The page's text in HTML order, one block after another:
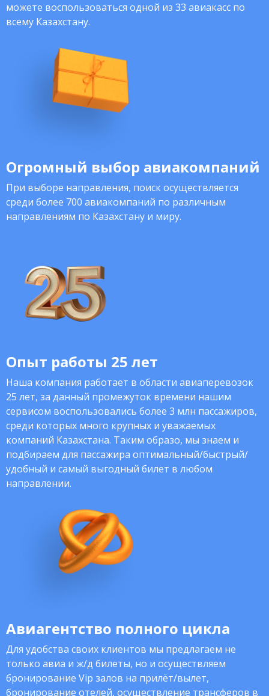
можете воспользоваться одной из 33 авиакасс по
всему Казахстану.
Огромный выбор авиакомпаний
При выборе направления, поиск осуществляется
среди более 700 авиакомпаний по различным
направлениям по Казахстану и миру.
Опыт работы 25 лет
Наша компания работает в области авиаперевозок
25 лет, за данный промежуток времени нашим
сервисом воспользовались более 3 млн пассажиров,
среди которых много крупных и уважаемых
компаний Казахстана. Таким образо, мы знаем и
подбираем для пассажира оптимальный/быстрый/
удобный и самый выгодный билет в любом
направлении.
Авиагентство полного цикла
Для удобства своих клиентов мы предлагаем не
только авиа и ж/д билеты, но и осуществляем
бронирование Vip залов на прилёт/вылет,
бронирование отелей, осуществление трансферов в